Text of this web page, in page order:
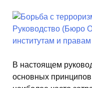
В настоящем
основных